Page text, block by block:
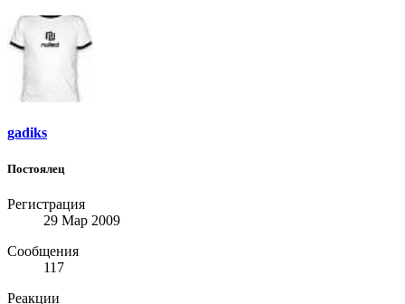
gadiks
Постоялец
Регистрация
29 Мар 2009
Сообщения
117
Реакции